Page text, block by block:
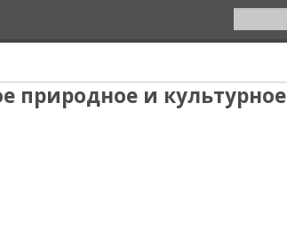
природное и культурное